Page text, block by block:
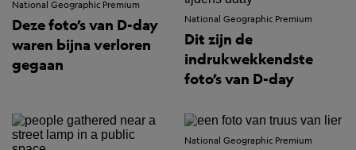
National Geographic Premium
Deze foto’s van D-day
waren bijna verloren
gegaan
National Geographic Premium
Dit zijn de
indrukwekkendste
foto’s van D-day
National Geographic Premium